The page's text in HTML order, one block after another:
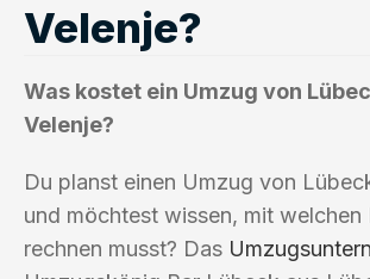
Velenje?
Was kostet ein Umzug von
Velenje?
Du planst einen Umzug von
und möchtest wissen, mit welchen
rechnen musst? Das